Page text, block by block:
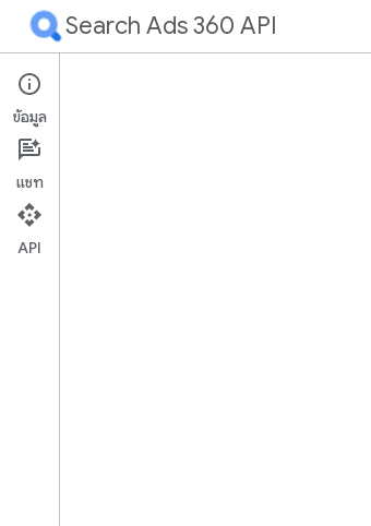
Search Ads 360 API
การแก้ปัญหา
ข้อมูล
แชท
API